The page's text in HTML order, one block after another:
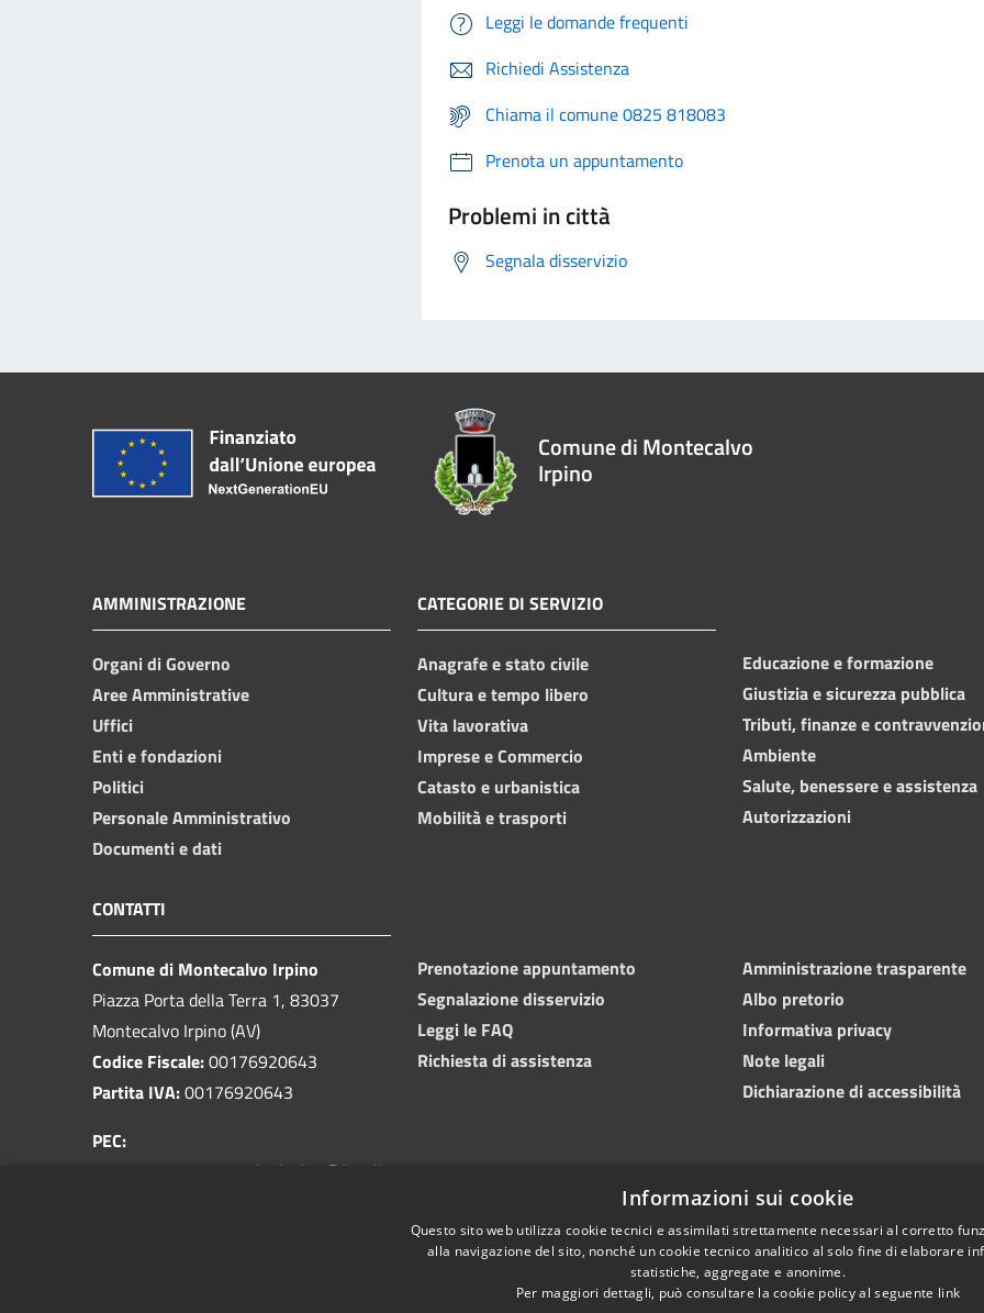
Leggi le domande frequenti
Richiedi Assistenza
Chiama il comune 0825 818083
Prenota un appuntamento
Problemi in città
Segnala disservizio
Comune di Montecalvo
Irpino
AMMINISTRAZIONE
Organi di Governo
Aree Amministrative
Uffici
Enti e fondazioni
Politici
Personale Amministrativo
Documenti e dati
CATEGORIE DI SERVIZIO
Anagrafe e stato civile
Cultura e tempo libero
Vita lavorativa
Imprese e Commercio
Catasto e urbanistica
Mobilità e trasporti
Educazione e formazione
Giustizia e sicurezza pubblica
Tributi, finanze e
Ambiente
Salute, benessere e assistenza
Autorizzazioni
CONTATTI
Comune di Montecalvo Irpino
Piazza Porta della Terra 1, 83037
Montecalvo Irpino (AV)
Codice Fiscale:00176920643
Partita IVA:00176920643
PEC:
prot.comunemontecalvoirpino@legalkosmos.com
Prenotazione appuntamento
Segnalazione disservizio
Leggi le FAQ
Richiesta di assistenza
Amministrazione trasparente
Albo pretorio
Informativa privacy
Note legali
Dichiarazione di accessibilità
Informazioni sui cookie
Questo sito web utilizza cookie tecnici e assimilati strettamente necessari al corretto
alla navigazione del sito, nonché un cookie tecnico analitico al solo fine di elaborare
statistiche, aggregate e anonime.
Per maggiori dettagli, può consultare la cookie policy al seguente link